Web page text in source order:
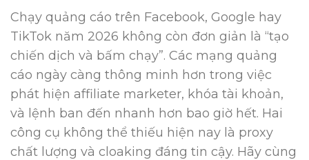
Chạy quảng cáo trên Facebook, Google hay
TikTok năm 2026 không còn đơn giản là “tạo
chiến dịch và bấm chạy”. Các mạng quảng
cáo ngày càng thông minh hơn trong việc
phát hiện affiliate marketer, khóa tài khoản,
và lệnh ban đến nhanh hơn bao giờ hết. Hai
công cụ không thể thiếu hiện nay là proxy
chất lượng và cloaking đáng tin cậy. Hãy cùng